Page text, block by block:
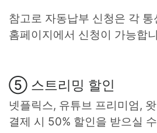
참고로 자동납부 신청은 각
홈페이지에서 신청이 가능합
⑤ 스트리밍 할인
넷플릭스, 유튜브 프리미엄,
결제 시 50% 할인을 받으실